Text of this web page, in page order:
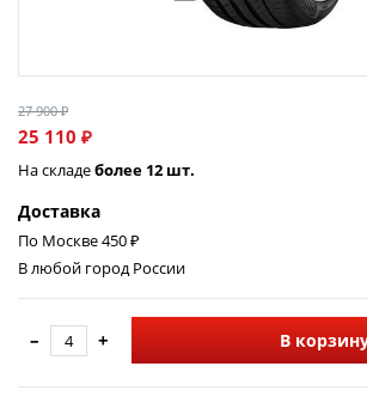
27 900 ₽
25 110 ₽
На складеболее 12 шт.
Доставка
По Москве 450 ₽
В любой город России
– + В